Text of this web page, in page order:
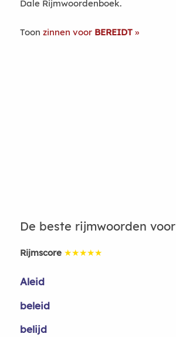
Dale Rijmwoordenboek.
Toon zinnen voor BEREIDT
De beste rijmwoorden voor
Rijmscore ★★★★★
Aleid
beleid
belijd